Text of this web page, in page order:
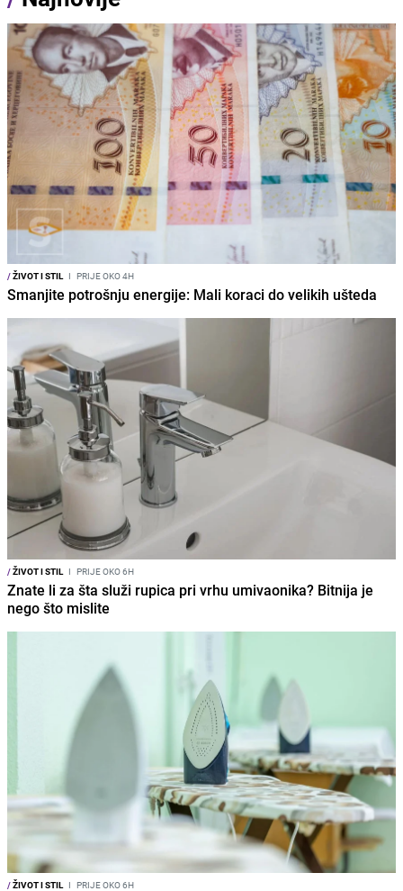
/ŽIVOT I STIL I PRIJE OKO 4H
Smanjite potrošnju energije: Mali koraci do velikih ušteda
/ŽIVOT I STIL I PRIJE OKO 6H
Znate li za šta služi rupica pri vrhu umivaonika? Bitnija je
nego što mislite
/ŽIVOT I STIL I PRIJE OKO 6H